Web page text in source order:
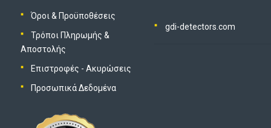
Όροι & Προϋποθέσεις
Τρόποι Πληρωμής &
Αποστολής
Επιστροφές - Ακυρώσεις
Προσωπικά Δεδομένα
gdi-detectors.com